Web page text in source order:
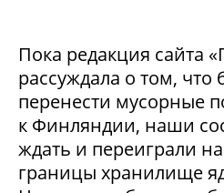
Пока редакция сайта
рассуждала о том, что
перенести мусорные
к Финляндии, наши
ждать и переиграли
границы хранилище